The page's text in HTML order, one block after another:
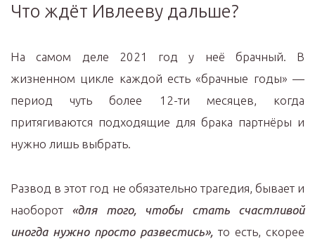
Что ждёт Ивлееву дальше?
На самом деле 2021 год у неё брачный. В
жизненном цикле каждой есть «брачные годы» —
период чуть более 12-ти месяцев, когда
притягиваются подходящие для брака партнёры и
нужно лишь выбрать.
Развод в этот год не обязательно трагедия, бывает и
наоборот «для того, чтобы стать счастливой
иногда нужно просто развестись», то есть, скорее